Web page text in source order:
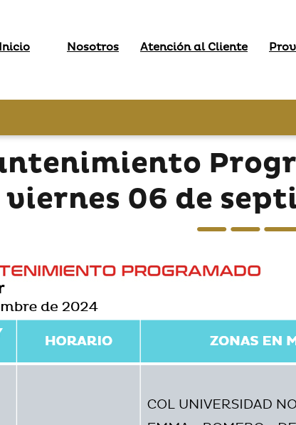
Inicio Nosotros Atención al Cliente
viernes 06 de